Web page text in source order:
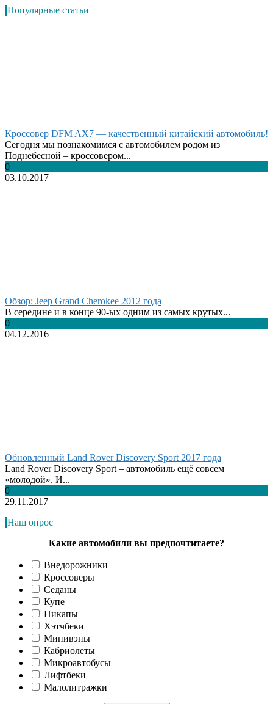
Популярные статьи
Кроссовер DFM AX7 — качественный китайский автомобиль!
Сегодня мы познакомимся с автомобилем родом из
Поднебесной – кроссовером...
0
03.10.2017
Обзор: Jeep Grand Cherokee 2012 года
В середине и в конце 90-ых одним из самых крутых...
0
04.12.2016
Обновленный Land Rover Discovery Sport 2017 года
Land Rover Discovery Sport – автомобиль ещё совсем
«молодой». И...
0
29.11.2017
Наш опрос
Какие автомобили вы предпочтитаете?
Внедорожники
Кроссоверы
Седаны
Купе
Пикапы
Хэтчбеки
Минивэны
Кабриолеты
Микроавтобусы
Лифтбеки
Малолитражки